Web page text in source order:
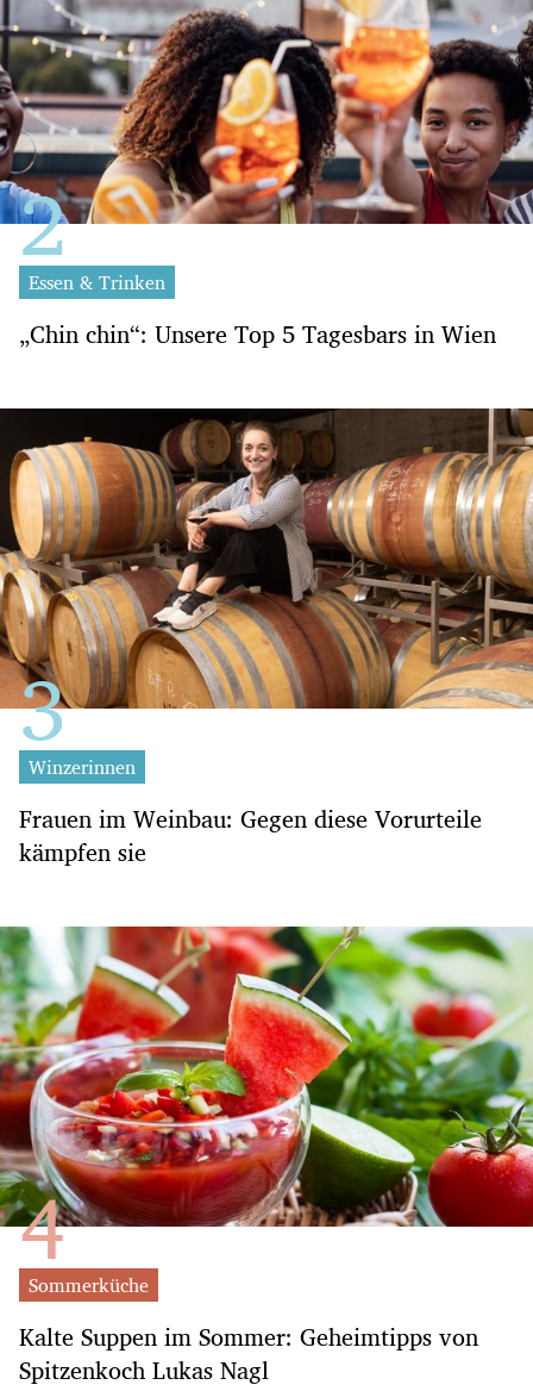
Essen & Trinken
„Chin chin“: Unsere Top 5 Tagesbars in Wien
Winzerinnen
Frauen im Weinbau: Gegen diese Vorurteile
kämpfen sie
Sommerküche
Kalte Suppen im Sommer: Geheimtipps von
Spitzenkoch Lukas Nagl